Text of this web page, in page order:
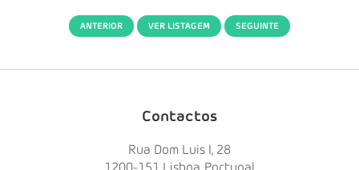
ANTERIOR VER LISTAGEM SEGUINTE
Contactos
Rua Dom Luis I, 28